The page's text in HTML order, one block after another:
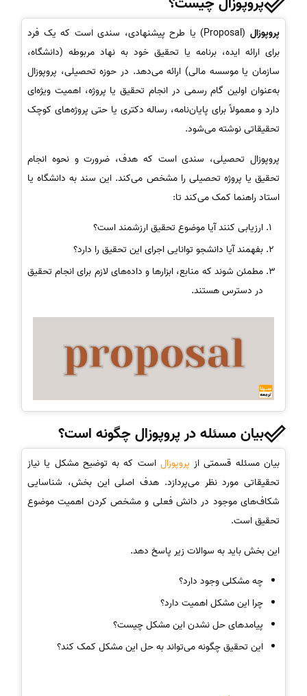
پروپوزال
(Proposal) یا طرح پیشنهادی، سندی است که یک فرد
برای ارائه ایده، برنامه یا تحقیق خود به نهاد مربوطه (دانشگاه،
سازمان یا موسسه مالی) ارائه می‌دهد. در حوزه تحصیلی، پروپوزال
به‌عنوان اولین گام رسمی در انجام تحقیق یا پروژه، اهمیت ویژه‌ای
دارد و معمولاً برای پایان‌نامه، رساله دکتری یا حتی پروژه‌های کوچک
تحقیقاتی نوشته می‌شود.
پروپوزال تحصیلی، سندی است که هدف، ضرورت و نحوه انجام
تحقیق یا پروژه تحصیلی را مشخص می‌کند. این سند به دانشگاه یا
استاد راهنما کمک می‌کند تا:
ارزیابی کنند آیا موضوع تحقیق ارزشمند است؟
بفهمند آیا دانشجو توانایی اجرای این تحقیق را دارد؟
مطمئن شوند که منابع، ابزارها و داده‌های لازم برای انجام تحقیق
در دسترس هستند.
بیان مسئله در پروپوزال چگونه است؟
بیان مسئله قسمتی ازپروپوزالاست که به توضیح مشکل یا نیاز
تحقیقاتی مورد نظر می‌پردازد. هدف اصلی این بخش، شناسایی
شکاف‌های موجود در دانش فعلی و مشخص کردن اهمیت موضوع
تحقیق است.
این بخش باید به سوالات زیر پاسخ دهد.
چه مشکلی وجود دارد؟
چرا این مشکل اهمیت دارد؟
پیامدهای حل نشدن این مشکل چیست؟
این تحقیق چگونه می‌تواند به حل این مشکل کمک کند؟